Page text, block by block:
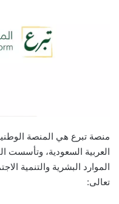
منصة تبرع هي المنصة
العربية السعودية، وتأسست
تعالى: